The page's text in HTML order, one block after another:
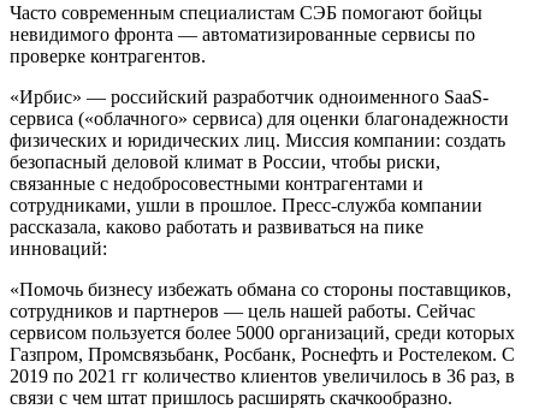
Часто современным специалистам СЭБ помогают бойцы
невидимого фронта — автоматизированные сервисы по
проверке контрагентов.
«Ирбис» — российский разработчик одноименного SaaS-
сервиса («облачного» сервиса) для оценки благонадежности
физических и юридических лиц. Миссия компании: создать
безопасный деловой климат в России, чтобы риски,
связанные с недобросовестными контрагентами и
сотрудниками, ушли в прошлое. Пресс-служба компании
рассказала, каково работать и развиваться на пике
инноваций:
«Помочь бизнесу избежать обмана со стороны поставщиков,
сотрудников и партнеров — цель нашей работы. Сейчас
сервисом пользуется более 5000 организаций, среди которых
Газпром, Промсвязьбанк, Росбанк, Роснефть и Ростелеком. С
2019 по 2021 гг количество клиентов увеличилось в 36 раз, в
связи с чем штат пришлось расширять скачкообразно.